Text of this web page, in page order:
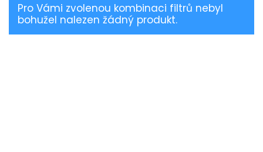
Pro Vámi zvolenou kombinaci filtrů nebyl
bohužel nalezen žádný produkt.